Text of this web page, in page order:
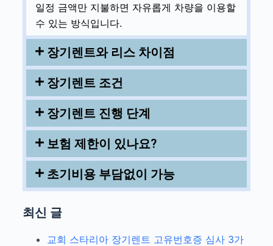
일정 금액만 지불하면 자유롭게 차량을 이용할
수 있는 방식입니다.
장기렌트와 리스 차이점
장기렌트 조건
장기렌트 진행 단계
보험 제한이 있나요?
초기비용 부담없이 가능
최신 글
교회 스타리아 장기렌트 고유번호증 심사 3가